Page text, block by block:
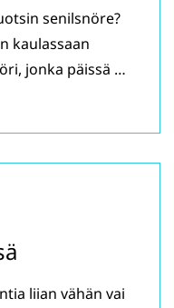
senilsnöre?
kaulassaan
jonka päissä …
liian vähän vai